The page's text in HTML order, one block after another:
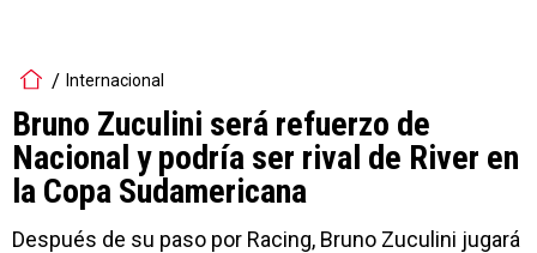
Internacional
Bruno Zuculini será refuerzo de
Nacional y podría ser rival de River en
la Copa Sudamericana
Después de su paso por Racing, Bruno Zuculini jugará